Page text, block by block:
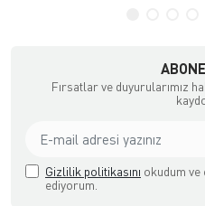
Fırsatlar ve duyurularımız
Gizlilik politikasını okudum ve
ediyorum.